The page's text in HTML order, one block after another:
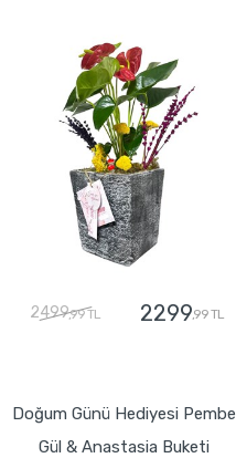
2499,99 TL 2299,99 TL
Doğum Günü Hediyesi Pembe
Gül & Anastasia Buketi